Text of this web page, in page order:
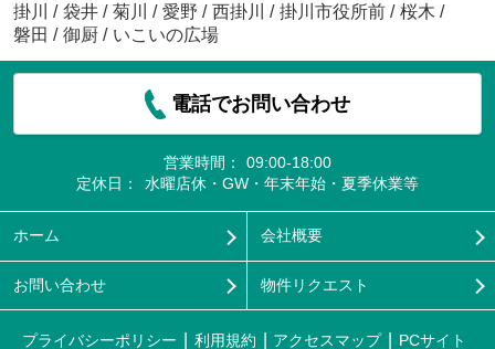
掛川
/ 袋井 / 菊川 / 愛野 / 西掛川 / 掛川市役所前 / 桜木 /
磐田 / 御厨 / いこいの広場
電話でお問い合わせ
営業時間：
09:00-18:00
定休日：
水曜店休・GW・年末年始・夏季休業等
ホーム 会社概要
お問い合わせ 物件リクエスト
プライバシーポリシー 利用規約 アクセスマップ PCサイト